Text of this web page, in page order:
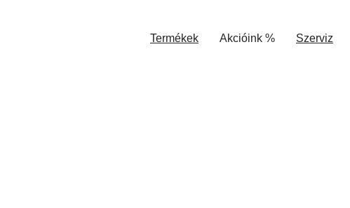
Termékek Akcióink % Szerviz